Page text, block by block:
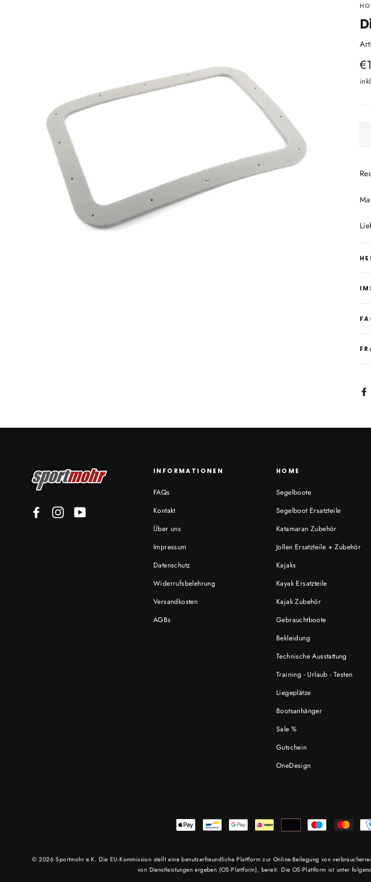
FacebookInstagramYouTube
INFORMATIONEN
FAQs
Kontakt
Über uns
Impressum
Datenschutz
Widerrufsbelehrung
Versandkosten
AGBs
HOME
Segelboote
Segelboot Ersatzteile
Katamaran Zubehör
Jollen Ersatzteile + Zubehör
Kajaks
Kayak Ersatzteile
Kajak Zubehör
Gebrauchtboote
Bekleidung
Technische Ausstattung
Training - Urlaub - Testen
Liegeplätze
Bootsanhänger
Sale %
Gutschein
OneDesign
© 2026 Sportmohr e.K. Die EU-Kommission stellt eine benutzerfreundliche Plattform zur Online-Beilegung von
von Dienstleistungen ergeben (OS-Plattform), bereit. Die OS-Plattform ist unter